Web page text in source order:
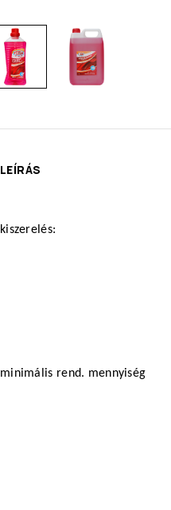
LEÍRÁS
kiszerelés:
minimális rend. mennyiség